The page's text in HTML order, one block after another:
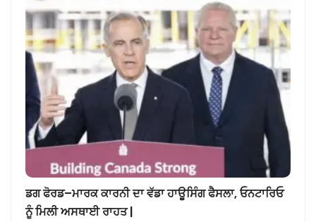
ਡਗ ਫੋਰਡ–ਮਾਰਕ ਕਾਰਨੀ ਦਾ ਵੱਡਾ ਹਾਊਸਿੰਗ ਫੈਸਲਾ, ਓਨਟਾਰਿਓ
ਨੂੰ ਮਿਲੀ ਅਸਥਾਈ ਰਾਹਤ |